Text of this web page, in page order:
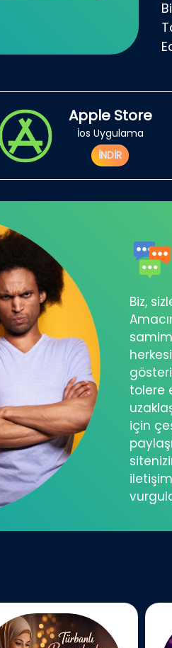
Apple Store
İos Uygulama
İNDİR
Biz,
tolere
için